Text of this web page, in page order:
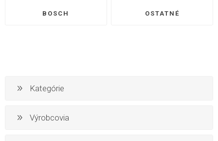
BOSCH OSTATNÉ
Kategórie
Výrobcovia